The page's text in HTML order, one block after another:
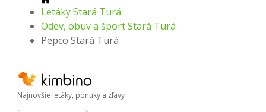
Letáky Stará Turá
Odev, obuv a šport Stará Turá
Pepco Stará Turá
Najnovšie letáky, ponuky a zľavy